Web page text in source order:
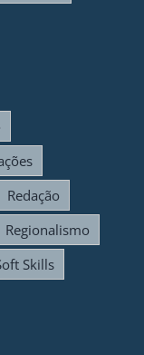
Redação
Regionalismo
Skills